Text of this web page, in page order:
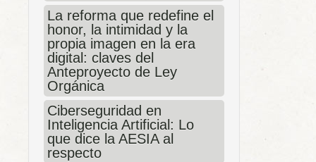
La reforma que redefine el
honor, la intimidad y la
propia imagen en la era
digital: claves del
Anteproyecto de Ley
Orgánica
Ciberseguridad en
Inteligencia Artificial: Lo
que dice la AESIA al
respecto